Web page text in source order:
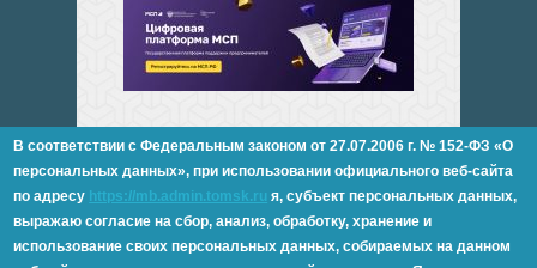
В соответствии с Федеральным законом от 27.07.2006 г. № 152-ФЗ «О
персональных данных»,при использовании официального веб-сайта
по адресу https://mb.admin.tomsk.ru я, субъект персональных данных,
выражаю согласие на сбор, анализ, обработку, хранение и
использование своих персональных данных,собираемых на данном